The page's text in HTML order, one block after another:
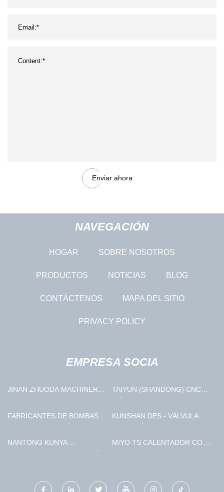
Enviar ahora
NAVEGACIÓN
HOGAR SOBRE NOSOTROS
PRODUCTOS NOTICIAS BLOG
CONTÁCTENOS MAPA DEL SITIO
PRIVACY POLICY
EMPRESA SOCIA
JINAN ZHUODA MACHINERY
TAIYUN (SHANDONG) CNC
CO., LIMITADO.
FABRICANTES DE BOMBAS
KUNSHAN DES - VÁLVULA
CO., LIMITADO
NANTONG KUNYA
MIYO TS CALENTADOR CO.,